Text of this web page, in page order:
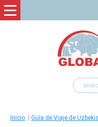
Inicio Guía de Viaje de